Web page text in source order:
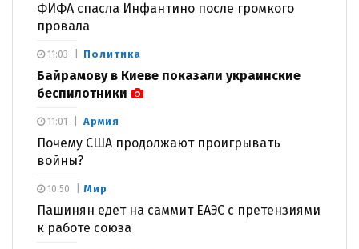
ФИФА спасла Инфантино после громкого
провала
Политика
Байрамову в Киеве показали украинские
беспилотники
11:03
Армия
Почему США продолжают проигрывать
войны?
11:01
Мир
Пашинян едет на саммит ЕАЭС с претензиями
к работе союза
10:50